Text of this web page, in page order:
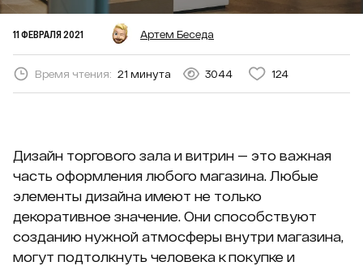
11 ФЕВРАЛЯ 2021 Артем Беседа
Время чтения: 21 минута 3044 124
Дизайн торгового зала и витрин — это важная
часть оформления любого магазина. Любые
элементы дизайна имеют не только
декоративное значение. Они способствуют
созданию нужной атмосферы внутри магазина,
могут подтолкнуть человека к покупке и